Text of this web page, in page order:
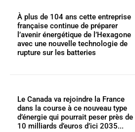
À plus de 104 ans cette entreprise
française continue de préparer
l’avenir énergétique de l’Hexagone
avec une nouvelle technologie de
rupture sur les batteries
Le Canada va rejoindre la France
dans la course à ce nouveau type
d’énergie qui pourrait peser près de
10 milliards d’euros d’ici 2035...